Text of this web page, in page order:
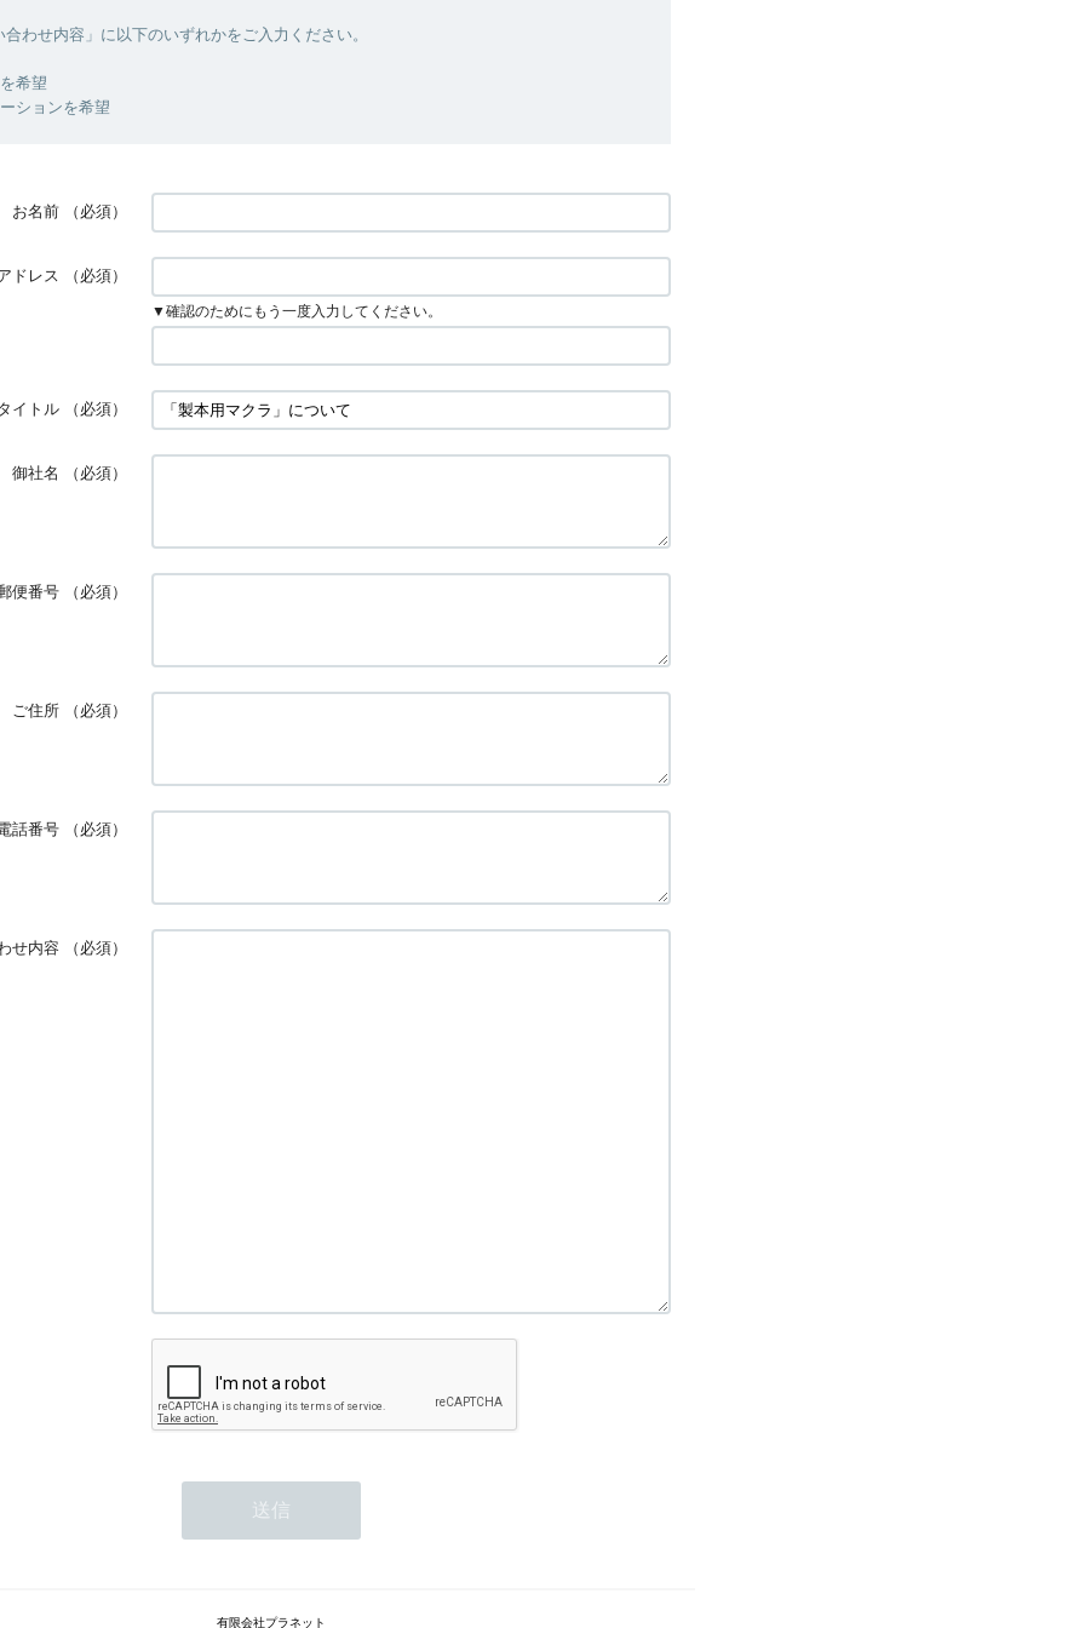
わせ内容」に以下のいずれかをご入力ください。
希望
ションを希望
お名前 （必須）
ドレス （必須）
▼確認のためにもう一度入力してください。
イトル （必須）
御社名 （必須）
便番号 （必須）
ご住所 （必須）
話番号 （必須）
せ内容 （必須）
有限会社プラネット